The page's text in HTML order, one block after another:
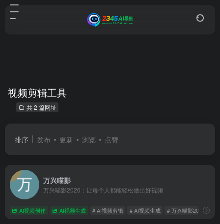
视频剪辑工具
共 2 篇网址
排序 发布 更新 浏览 点赞
万兴喵影
万兴喵影2026：让每个人都能轻松做出好视频
AI视频创作 AI视频生成 # AI视频剪辑 # AI视频生成 # 万兴喵影2026